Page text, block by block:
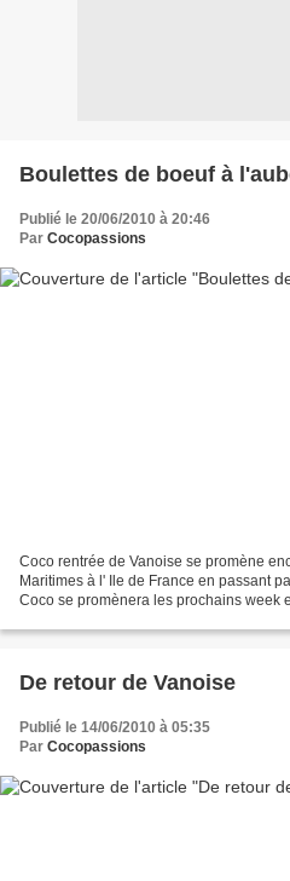
Boulettes de boeuf à
Publié le 20/06/2010 à 20:46
Par Cocopassions
Coco rentrée de Vanoise se promène
Maritimes à l' Ile de France en passant
Coco se promènera les prochains week
De retour de Vanoise
Publié le 14/06/2010 à 05:35
Par Cocopassions